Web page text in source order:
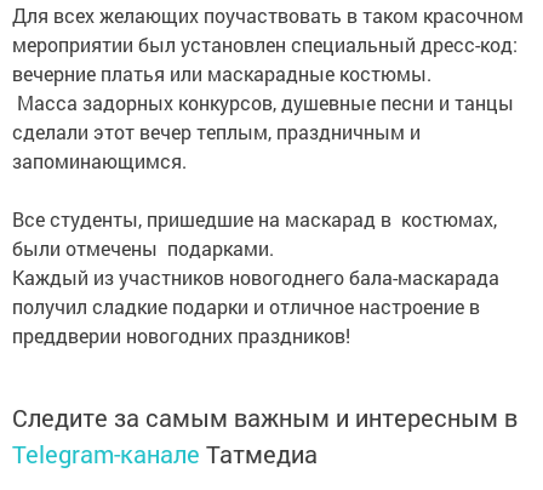
Для всех желающих поучаствовать в таком красочном
мероприятии был установлен специальный дресс-код:
вечерние платья или маскарадные костюмы.
Масса задорных конкурсов, душевные песни и танцы
сделали этот вечер теплым, праздничным и
запоминающимся.
Все студенты, пришедшие на маскарад в костюмах,
были отмечены подарками.
Каждый из участников новогоднего бала-маскарада
получил сладкие подарки и отличное настроение в
преддверии новогодних праздников!
Следите за самым важным и интересным в
Telegram-канале Татмедиа